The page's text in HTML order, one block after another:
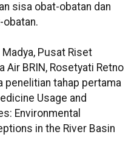
sisa obat-obatan dan
Pusat Riset
Air BRIN, Rosetyati Retno
penelitian tahap pertama
Usage and
Environmental
in the River Basin